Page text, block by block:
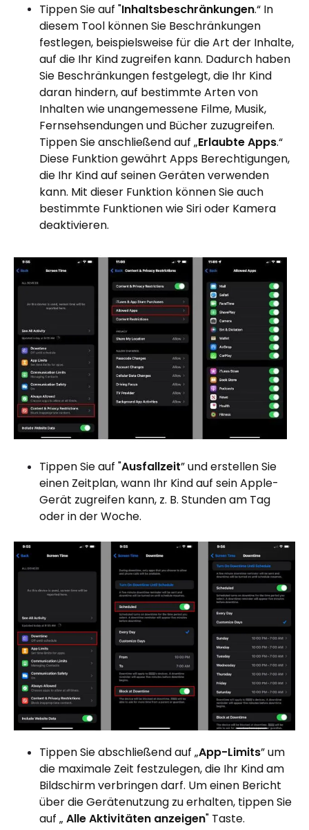
Tippen Sie auf "Inhaltsbeschränkungen.“ In
diesem Tool können Sie Beschränkungen
festlegen, beispielsweise für die Art der Inhalte,
auf die Ihr Kind zugreifen kann. Dadurch haben
Sie Beschränkungen festgelegt, die Ihr Kind
daran hindern, auf bestimmte Arten von
Inhalten wie unangemessene Filme, Musik,
Fernsehsendungen und Bücher zuzugreifen.
Tippen Sie anschließend auf „Erlaubte Apps.“
Diese Funktion gewährt Apps Berechtigungen,
die Ihr Kind auf seinen Geräten verwenden
kann. Mit dieser Funktion können Sie auch
bestimmte Funktionen wie Siri oder Kamera
deaktivieren.
Tippen Sie auf "Ausfallzeit” und erstellen Sie
einen Zeitplan, wann Ihr Kind auf sein Apple-
Gerät zugreifen kann, z. B. Stunden am Tag
oder in der Woche.
Tippen Sie abschließend auf „App-Limits” um
die maximale Zeit festzulegen, die Ihr Kind am
Bildschirm verbringen darf. Um einen Bericht
über die Gerätenutzung zu erhalten, tippen Sie
auf „ Alle Aktivitäten anzeigen" Taste.